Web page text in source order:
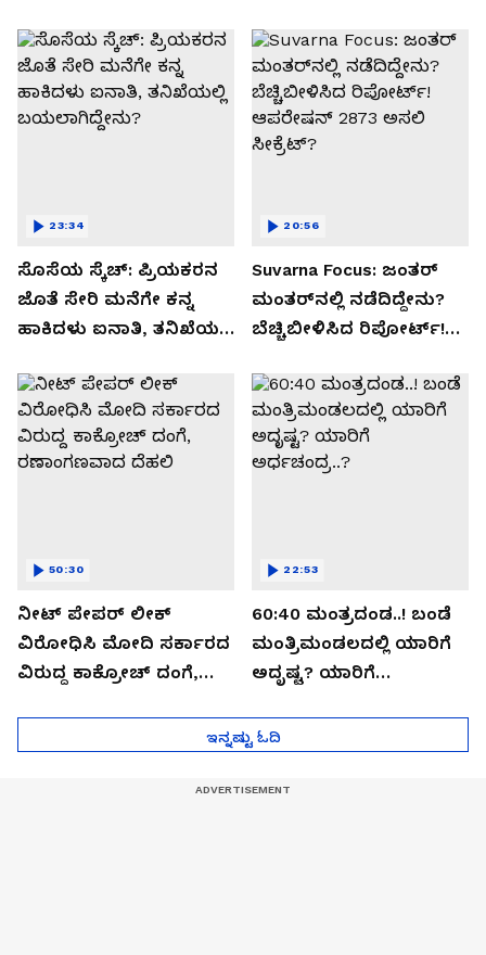
ಸೊಸೆಯ ಸ್ಕೆಚ್: ಪ್ರಿಯಕರನ
ಜೊತೆ ಸೇರಿ ಮನೆಗೇ ಕನ್ನ
ಹಾಕಿದಳು ಐನಾತಿ, ತನಿಖೆಯಲ್ಲಿ
23:34
Suvarna Focus: ಜಂತರ್
ಮಂತರ್‌ನಲ್ಲಿ ನಡೆದಿದ್ದೇನು?
ಬೆಚ್ಚಿಬೀಳಿಸಿದ ರಿಪೋರ್ಟ್!
ಸೀಕ್ರೆಟ್?
20:56
ನೀಟ್ ಪೇಪರ್ ಲೀಕ್
ವಿರೋಧಿಸಿ ಮೋದಿ ಸರ್ಕಾರದ
ವಿರುದ್ದ ಕಾಕ್ರೋಚ್ ದಂಗೆ,
50:30
60:40 ಮಂತ್ರದಂಡ..! ಬಂಡೆ
ಮಂತ್ರಿಮಂಡಲದಲ್ಲಿ ಯಾರಿಗೆ
ಅದೃಷ್ಟ? ಯಾರಿಗೆ
22:53
ಇನ್ನಷ್ಟು ಓದಿ